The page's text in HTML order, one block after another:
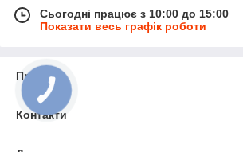
Сьогодні працює з 10:00 до 15:00
Показати весь графік роботи
Про нас
Контакти
КНОПКА
ЗВ'ЯЗКУ